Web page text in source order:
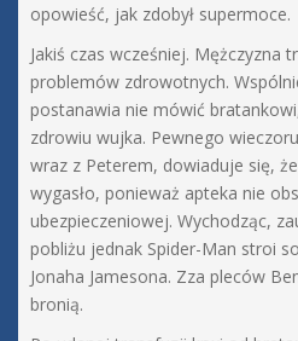
opowieść, jak zdobył supermoce.
Jakiś czas wcześniej. Mężczyzna
problemów zdrowotnych.
postanawia nie mówić
zdrowiu wujka. Pewnego
wraz z Peterem, dowiaduje się,
wygasło, ponieważ apteka nie
ubezpieczeniowej. Wychodząc,
pobliżu jednak Spider-Man stroi
Jonaha Jamesona. Zza pleców
bronią.